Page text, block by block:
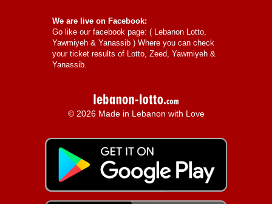
We are live on Facebook:
Go like our facebook page: ( Lebanon Lotto,
Yawmiyeh & Yanassib ) Where you can check
your ticket results of Lotto, Zeed, Yawmiyeh &
Yanassib.
© 2026 Made in Lebanon with Love